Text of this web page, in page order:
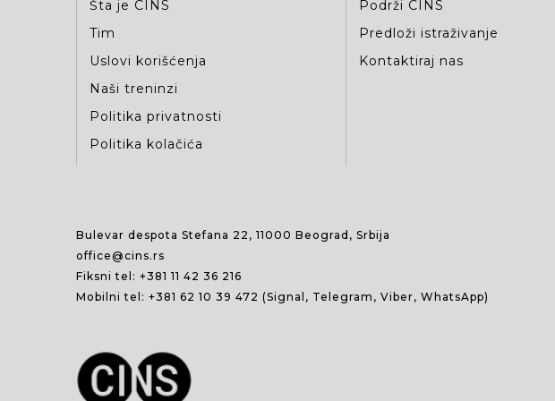
Šta je CINS
Tim
Uslovi korišćenja
Naši treninzi
Politika privatnosti
Politika kolačića
Podrži CINS
Predloži istraživanje
Kontaktiraj nas
Bulevar despota Stefana 22, 11000 Beograd, Srbija
office@cins.rs
Fiksni tel: +381 11 42 36 216
Mobilni tel: +381 62 10 39 472 (Signal, Telegram, Viber, WhatsApp)